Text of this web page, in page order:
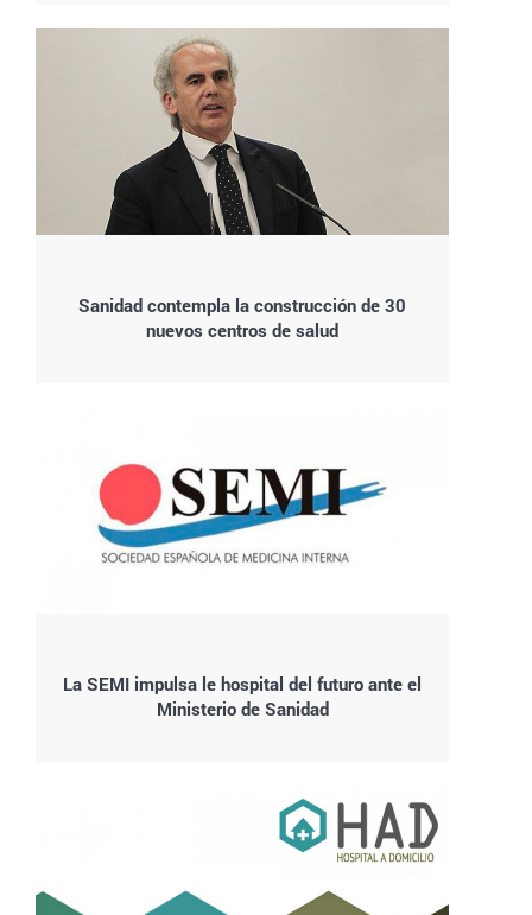
Sanidad contempla la construcción de 30
nuevos centros de salud
La SEMI impulsa le hospital del futuro ante el
Ministerio de Sanidad